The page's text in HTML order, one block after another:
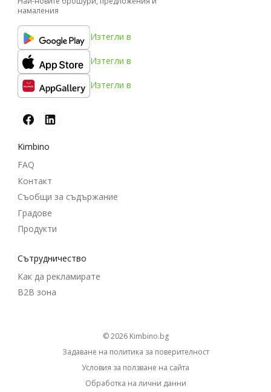
намаления
Изтегли в
Изтегли в
Изтегли в
Kimbino
FAQ
Контакт
Съобщи за съдържание
Градове
Продукти
Cътрудничество
Как да рекламирате
B2B зона
© 2026 kimbino.bg
Задаване на политика за поверителност
Условия за ползване на сайта
Обработка на лични данни